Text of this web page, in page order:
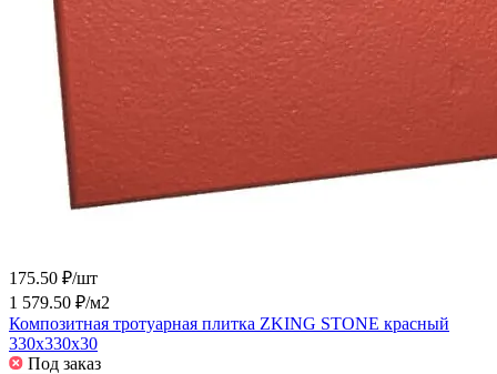
175.50 ₽/шт
1 579.50 ₽/м2
Композитная тротуарная плитка ZKING STONE красный
330х330х30
Под заказ